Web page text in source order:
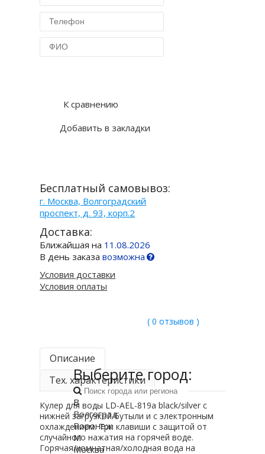
К сравнению
Добавить в закладки
Бесплатный самовывоз:
г. Москва, Волгоградский
проспект, д. 93, корп.2
Доставка:
Ближайшая на 11.08.2026
В день заказавозможна
Условия доставки
Условия оплаты
( 0 отзывов )
Описание
Тех. характеристики
Кулер для воды LD-AEL-819a black/silver с
нижней загрузкой бутыли и с электронным
охлаждением. Три клавиши с защитой от
случайного нажатия на горячей воде.
Горячая/комнатная/холодная вода на
Выберите город:
В
Волгоград
Воронеж
М
Москва